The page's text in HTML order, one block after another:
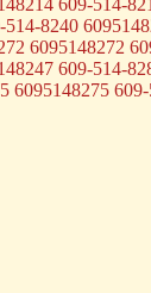
8240
6095148272
609-514-
6095148275